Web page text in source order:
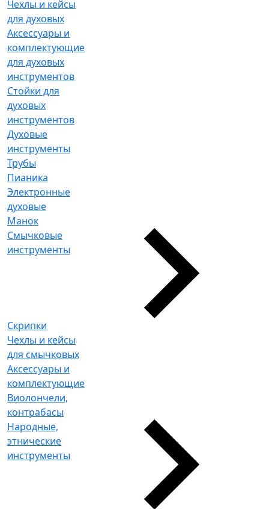
Чехлы и кейсы
для духовых
Аксессуары и
комплектующие
для духовых
инструментов
Стойки для
духовых
инструментов
Духовые
инструменты
Трубы
Пианика
Электронные
духовые
Манок
Смычковые
инструменты
Скрипки
Чехлы и кейсы
для смычковых
Аксессуары и
комплектующие
Виолончели,
контрабасы
Народные,
этнические
инструменты